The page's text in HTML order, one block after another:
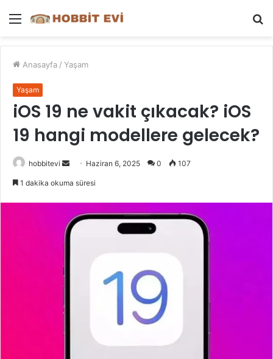
Menü
Anasayfa / Yaşam
Yaşam
iOS 19 ne vakit çıkacak? iOS
19 hangi modellere gelecek?
hobbitevi
Bir
Haziran 6, 2025 0 107
1 dakika okuma süresi